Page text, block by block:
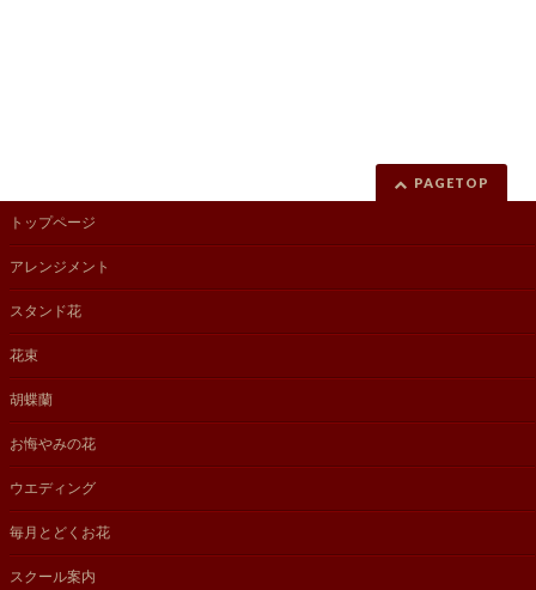
PAGETOP
トップページ
アレンジメント
スタンド花
花束
胡蝶蘭
お悔やみの花
ウエディング
毎月とどくお花
スクール案内